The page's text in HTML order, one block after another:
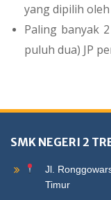
yang dipilih
Paling banyak
puluh dua) JP
SMK NEGERI 2
Jl.
Timur